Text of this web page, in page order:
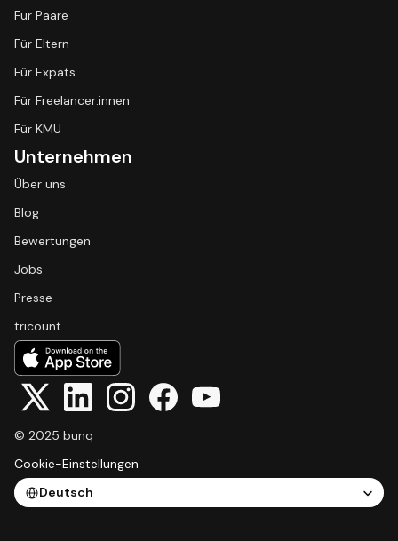
Für Paare
Für Eltern
Für Expats
Für Freelancer:innen
Für KMU
Unternehmen
Über uns
Blog
Bewertungen
Jobs
Presse
tricount
© 2025 bunq
Cookie-Einstellungen
Select Language
Deutsch